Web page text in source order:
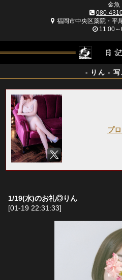
金魚
080-
福岡市中央区薬院・平
11:00
- りん - 写
プ
1/19(水)のお礼◎りん
[01-19 22:31:33]